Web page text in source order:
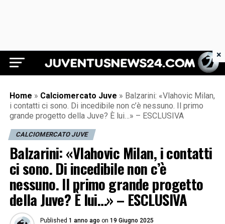
Juventus News 24
Home » Calciomercato Juve » Balzarini: «Vlahovic Milan,
i contatti ci sono. Di incedibile non c’è nessuno. Il primo
grande progetto della Juve? È lui…» – ESCLUSIVA
CALCIOMERCATO JUVE
Balzarini: «Vlahovic Milan, i contatti
ci sono. Di incedibile non c’è
nessuno. Il primo grande progetto
della Juve? È lui…» – ESCLUSIVA
Published 1 anno ago on 19 Giugno 2025
×